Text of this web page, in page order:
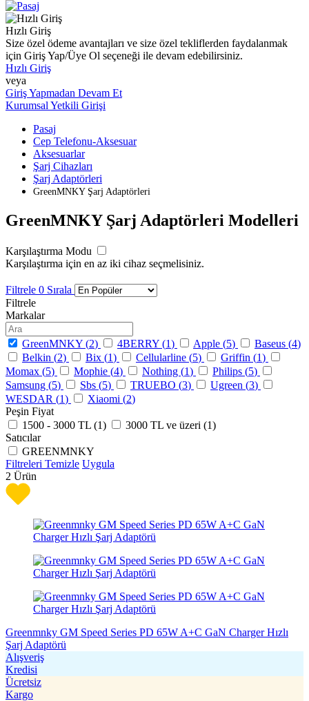
Hızlı Giriş
Size özel ödeme avantajları ve size özel tekliflerden faydalanmak
için Giriş Yap/Üye Ol seçeneği ile devam edebilirsiniz.
Hızlı Giriş
veya
Giriş Yapmadan Devam Et
Kurumsal Yetkili Girişi
Pasaj
Cep Telefonu-Aksesuar
Aksesuarlar
Şarj Cihazları
Şarj Adaptörleri
GreenMNKY Şarj Adaptörleri
GreenMNKY Şarj Adaptörleri Modelleri
Karşılaştırma Modu
Karşılaştırma için en az iki cihaz seçmelisiniz.
Filtrele 0 Sırala
Filtrele
Markalar
GreenMNKY (2) 4BERRY (1) Apple (5) Baseus (4)
Belkin (2) Bix (1) Cellularline (5) Griffin (1)
Momax (5) Mophie (4) Nothing (1) Philips (5)
Samsung (5) Sbs (5) TRUEBO (3) Ugreen (3)
WESDAR (1) Xiaomi (2)
Peşin Fiyat
1500 - 3000 TL (1) 3000 TL ve üzeri (1)
Satıcılar
GREENMNKY
Filtreleri Temizle Uygula
2 Ürün
Greenmnky GM Speed Series PD 65W A+C GaN Charger Hızlı
Şarj Adaptörü
Alışveriş
Kredisi
Ücretsiz
Kargo